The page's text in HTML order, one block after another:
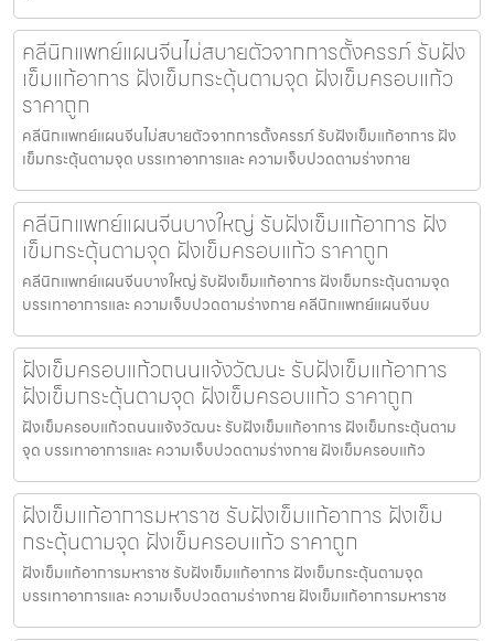
คลีนิกแพทย์แผนจีนไม่สบายตัวจากการตั้งครรภ์ รับฝัง
เข็มแก้อาการ ฝังเข็มกระตุ้นตามจุด ฝังเข็มครอบแก้ว
ราคาถูก
คลีนิกแพทย์แผนจีนไม่สบายตัวจากการตั้งครรภ์ รับฝังเข็มแก้อาการ ฝัง
เข็มกระตุ้นตามจุด บรรเทาอาการและ ความเจ็บปวดตามร่างกาย
คลีนิกแพทย์แผนจีนบางใหญ่ รับฝังเข็มแก้อาการ ฝัง
เข็มกระตุ้นตามจุด ฝังเข็มครอบแก้ว ราคาถูก
คลีนิกแพทย์แผนจีนบางใหญ่ รับฝังเข็มแก้อาการ ฝังเข็มกระตุ้นตามจุด
บรรเทาอาการและ ความเจ็บปวดตามร่างกาย คลีนิกแพทย์แผนจีนบ
ฝังเข็มครอบแก้วถนนแจ้งวัฒนะ รับฝังเข็มแก้อาการ
ฝังเข็มกระตุ้นตามจุด ฝังเข็มครอบแก้ว ราคาถูก
ฝังเข็มครอบแก้วถนนแจ้งวัฒนะ รับฝังเข็มแก้อาการ ฝังเข็มกระตุ้นตาม
จุด บรรเทาอาการและ ความเจ็บปวดตามร่างกาย ฝังเข็มครอบแก้ว
ฝังเข็มแก้อาการมหาราช รับฝังเข็มแก้อาการ ฝังเข็ม
กระตุ้นตามจุด ฝังเข็มครอบแก้ว ราคาถูก
ฝังเข็มแก้อาการมหาราช รับฝังเข็มแก้อาการ ฝังเข็มกระตุ้นตามจุด
บรรเทาอาการและ ความเจ็บปวดตามร่างกาย ฝังเข็มแก้อาการมหาราช